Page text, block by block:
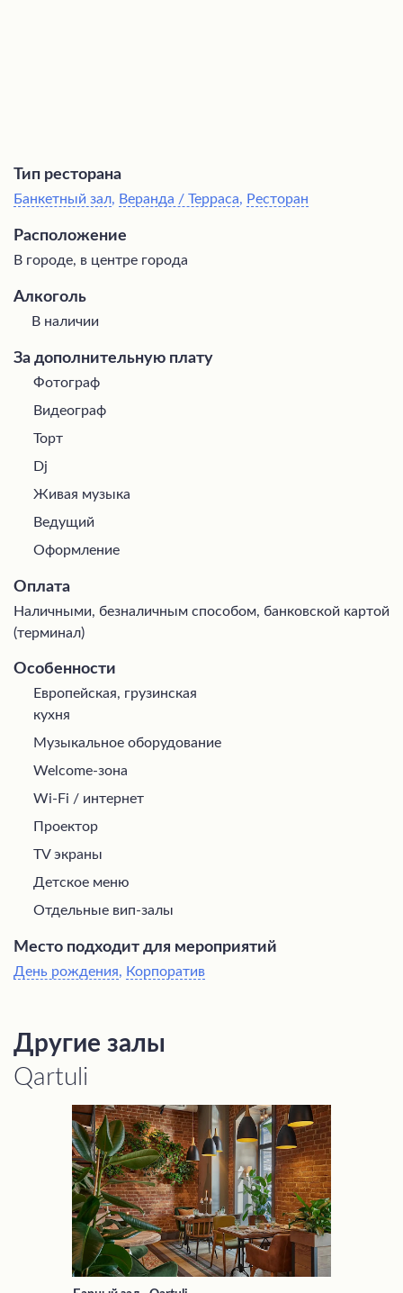
Тип ресторана
Банкетный зал, Веранда / Терраса, Ресторан
Расположение
В городе, в центре города
Алкоголь
В наличии
За дополнительную плату
Фотограф
Видеограф
Торт
Dj
Живая музыка
Ведущий
Оформление
Оплата
Наличными, безналичным способом, банковской картой
(терминал)
Особенности
Европейская, грузинская
кухня
Музыкальное оборудование
Welcome-зона
Wi-Fi / интернет
Проектор
TV экраны
Детское меню
Отдельные вип-залы
Место подходит для мероприятий
День рождения, Корпоратив
Другие залы
Qartuli